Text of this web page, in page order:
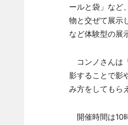
ールと袋」など
物と交ぜて展示
など体験型の展
コンノさんは
影することで影
み方をしてもら
開催時間は10